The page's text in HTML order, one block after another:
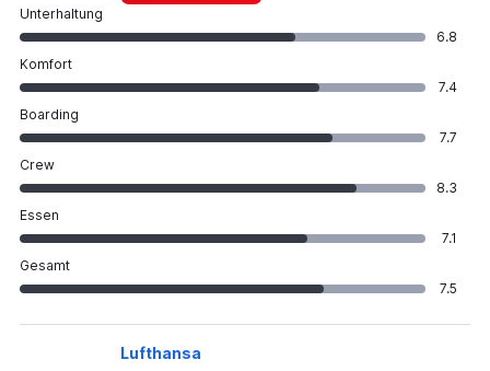
Unterhaltung
6.8
Komfort
7.4
Boarding
7.7
Crew
8.3
Essen
7.1
Gesamt
7.5
Lufthansa